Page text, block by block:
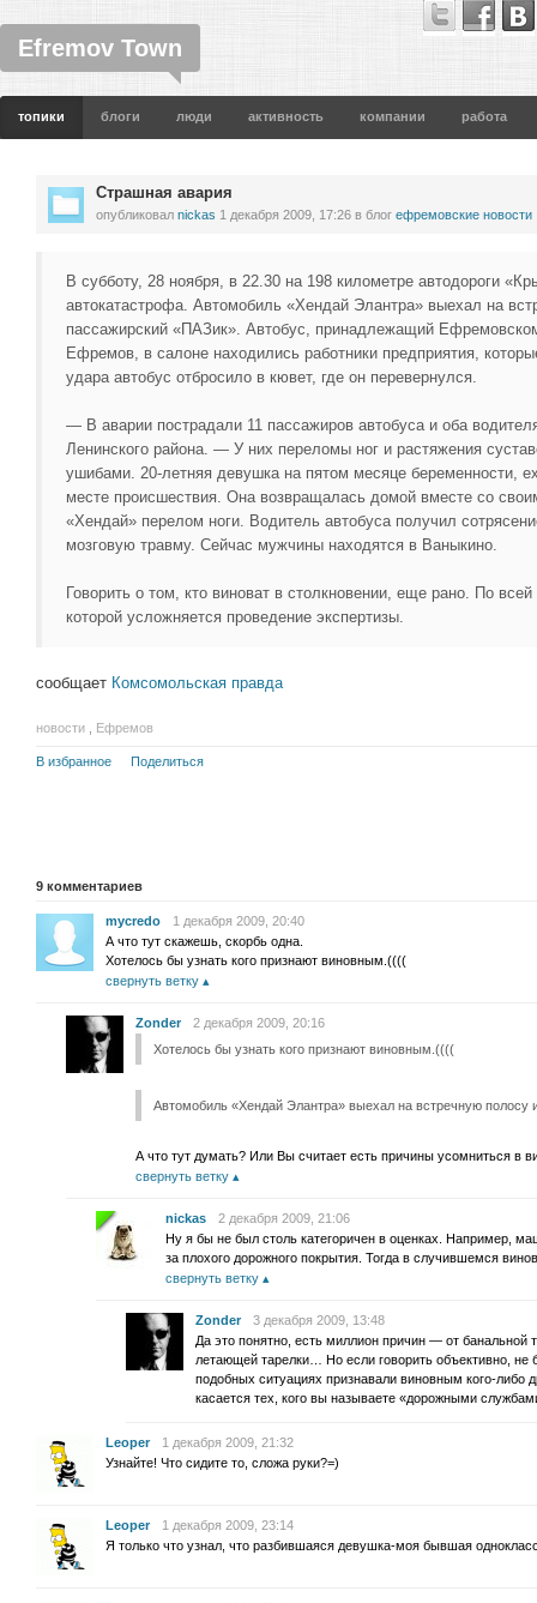
Efremov Town
топики блоги люди активность компании работа
Страшная авария
опубликовал nickas 1 декабря 2009, 17:26 в блог ефремовские новости
В субботу, 28 ноября, в 22.30 на 198 километре автодороги
автокатастрофа. Автомобиль «Хендай Элантра» выехал на
пассажирский «ПАЗик». Автобус, принадлежащий
Ефремов, в салоне находились работники предприятия,
удара автобус отбросило в кювет, где он перевернулся.
— В аварии пострадали 11 пассажиров автобуса и оба
Ленинского района. — У них переломы ног и растяжения
ушибами. 20-летняя девушка на пятом месяце беременности,
месте происшествия. Она возвращалась домой вместе со
«Хендай» перелом ноги. Водитель автобуса получил
мозговую травму. Сейчас мужчины находятся в Ваныкино.
Говорить о том, кто виноват в столкновении, еще рано. По
которой усложняется проведение экспертизы.
сообщает Комсомольская правда
новости Ефремов
В избранное Поделиться
9 комментариев
mycredo
1 декабря 2009, 20:40
А что тут скажешь, скорбь одна.
Хотелось бы узнать кого признают виновным.((((
свернуть ветку
Zonder
2 декабря 2009, 20:16
Хотелось бы узнать кого признают виновным.((((
Автомобиль «Хендай Элантра» выехал на встречную полосу
А что тут думать? Или Вы считает есть причины усомниться в
свернуть ветку
nickas
2 декабря 2009, 21:06
Ну я бы не был столь категоричен в оценках. Например,
за плохого дорожного покрытия. Тогда в случившемся
свернуть ветку
Zonder
3 декабря 2009, 13:48
Да это понятно, есть миллион причин — от банальной
летающей тарелки… Но если говорить объективно, не
подобных ситуациях признавали виновным кого-либо
касается тех, кого вы называете «дорожными
Leoper
1 декабря 2009, 21:32
Узнайте! Что сидите то, сложа руки?=)
Leoper
1 декабря 2009, 23:14
Я только что узнал, что разбившаяся девушка-моя бывшая